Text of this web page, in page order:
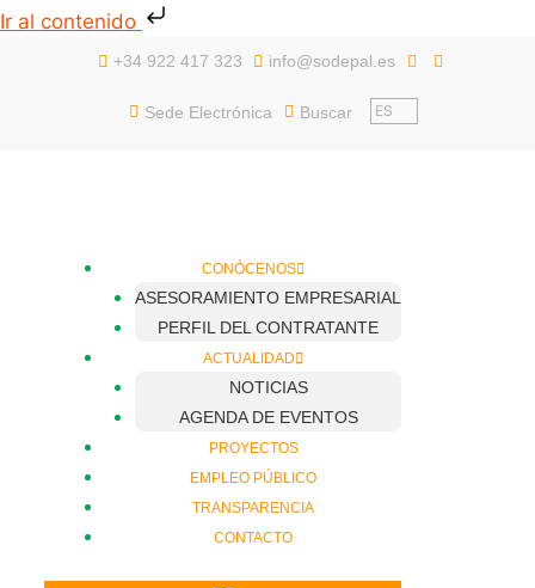
Ir al contenido
+34 922 417 323 info@sodepal.es
Sede Electrónica Buscar ES
CONÓCENOS
ASESORAMIENTO EMPRESARIAL
PERFIL DEL CONTRATANTE
ACTUALIDAD
NOTICIAS
AGENDA DE EVENTOS
PROYECTOS
EMPLEO PÚBLICO
TRANSPARENCIA
CONTACTO